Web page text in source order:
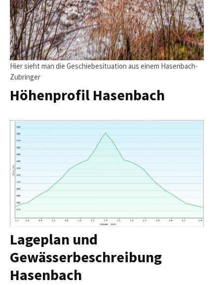
Hier sieht man die Geschiebesituation aus einem Hasenbach-
Zubringer
Höhenprofil Hasenbach
Lageplan und
Gewässerbeschreibung
Hasenbach